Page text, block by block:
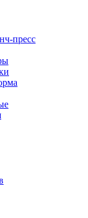
пресс